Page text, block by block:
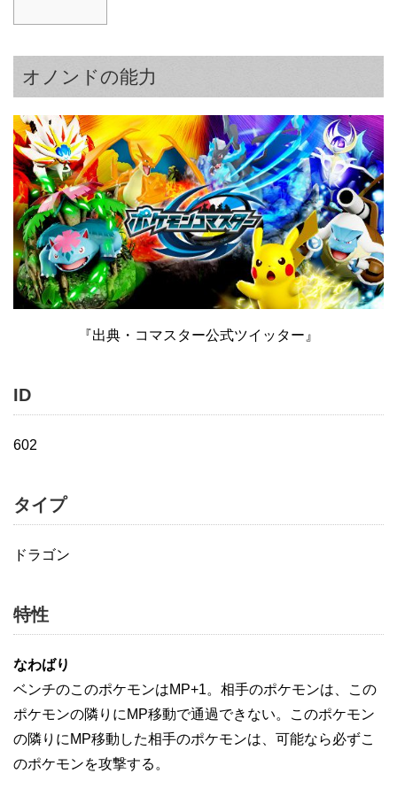
オノンドの能力
『出典・コマスター公式ツイッター』
ID
602
タイプ
ドラゴン
特性
なわばり
ベンチのこのポケモンはMP+1。相手のポケモンは、この
ポケモンの隣りにMP移動で通過できない。このポケモン
の隣りにMP移動した相手のポケモンは、可能なら必ずこ
のポケモンを攻撃する。